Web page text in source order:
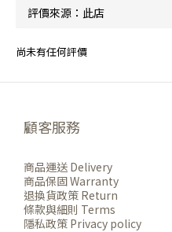
尚未有任何評價
顧客服務
商品運送 Delivery
商品保固 Warranty
退換貨政策 Return
條款與細則 Terms
隱私政策 Privacy policy